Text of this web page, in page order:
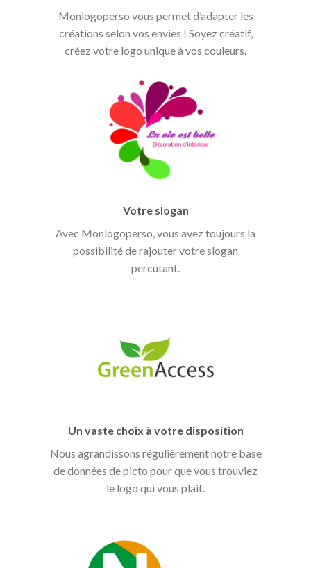
Monlogoperso vous permet d’adapter les
créations selon vos envies ! Soyez créatif,
créez votre logo unique à vos couleurs.
Votre slogan
Avec Monlogoperso, vous avez toujours la
possibilité de rajouter votre slogan
percutant.
Un vaste choix à votre disposition
Nous agrandissons régulièrement notre base
de données de picto pour que vous trouviez
le logo qui vous plait.